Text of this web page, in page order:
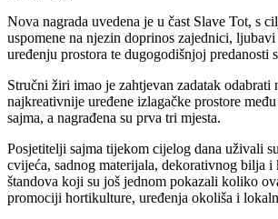
Nova nagrada uvedena je u čast Slave Tot, s
uspomene na njezin doprinos zajednici,
uređenju prostora te dugogodišnjoj predanosti
Stručni žiri imao je zahtjevan zadatak odabrati
najkreativnije uređene izlagačke prostore
sajma, a nagrađena su prva tri mjesta.
Posjetitelji sajma tijekom cijelog dana uživali
cvijeća, sadnog materijala, dekorativnog bilja i
štandova koji su još jednom pokazali koliko
promociji hortikulture, uređenja okoliša i